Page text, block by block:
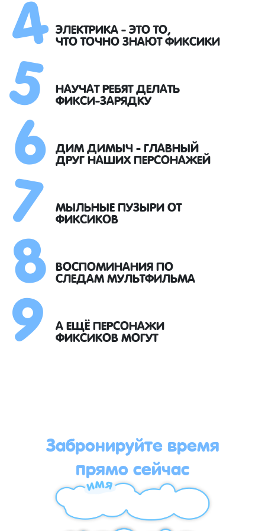
ЭЛЕКТРИКА - ЭТО ТО,
ЧТО ТОЧНО ЗНАЮТ ФИКСИКИ
НАУЧАТ РЕБЯТ ДЕЛАТЬ
ФИКСИ-ЗАРЯДКУ
ДИМ ДИМЫЧ - ГЛАВНЫЙ
ДРУГ НАШИХ ПЕРСОНАЖЕЙ
МЫЛЬНЫЕ ПУЗЫРИ ОТ
ФИКСИКОВ
ВОСПОМИНАНИЯ ПО
СЛЕДАМ МУЛЬТФИЛЬМА
А ЕЩЁ ПЕРСОНАЖИ
ФИКСИКОВ МОГУТ
Забронируйте время
прямо сейчас